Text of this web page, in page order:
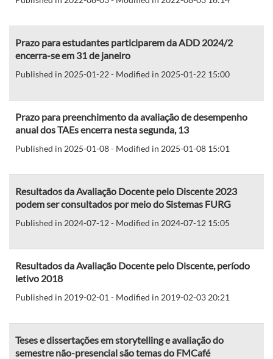
Prazo para estudantes participarem da ADD 2024/2
encerra-se em 31 de janeiro
Published in 2025-01-22 - Modified in 2025-01-22 15:00
Prazo para preenchimento da avaliação de desempenho
anual dos TAEs encerra nesta segunda, 13
Published in 2025-01-08 - Modified in 2025-01-08 15:01
Resultados da Avaliação Docente pelo Discente 2023
podem ser consultados por meio do Sistemas FURG
Published in 2024-07-12 - Modified in 2024-07-12 15:05
Resultados da Avaliação Docente pelo Discente, período
letivo 2018
Published in 2019-02-01 - Modified in 2019-02-03 20:21
Teses e dissertações em storytelling e avaliação do
semestre não-presencial são temas do FMCafé